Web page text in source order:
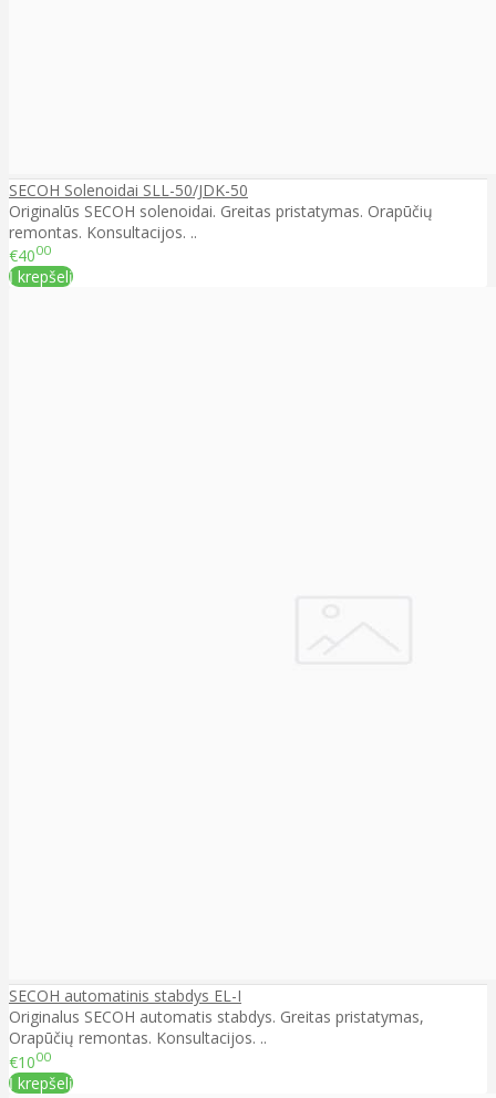
SECOH Solenoidai SLL-50/JDK-50
Originalūs SECOH solenoidai. Greitas pristatymas. Orapūčių
remontas. Konsultacijos. ..
€4000
Į krepšelį
SECOH automatinis stabdys EL-I
Originalus SECOH automatis stabdys. Greitas pristatymas,
Orapūčių remontas. Konsultacijos. ..
€1000
Į krepšelį